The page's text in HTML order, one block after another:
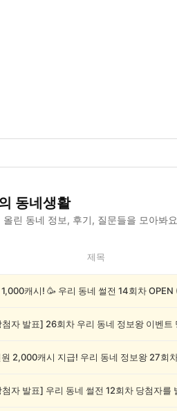
동네생활
올린 동네 정보, 후기, 질문들을 모아봐요
제목